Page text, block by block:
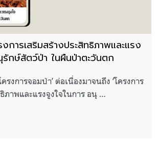
การเสริมสร้างประสิทธิภาพและแรง
รักษ์สัตว์ป่า ในผืนป่าตะวันตก
รงการจอมป่า’ ต่อเนื่องมาจนถึง ‘โครงการ
ภาพและแรงจูงใจในการ อนุ …
สืบ – โครงการเสริมสร้างประสิทธิภาพและแรง